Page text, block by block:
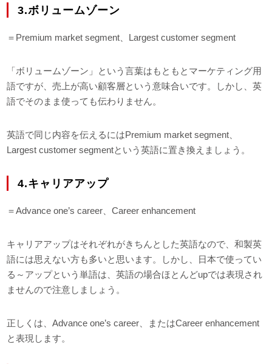
3.ボリュームゾーン
＝Premium market segment、Largest customer segment
「ボリュームゾーン」という言葉はもともとマーケティング用
語ですが、売上が高い顧客層という意味合いです。しかし、英
語でそのまま使っても伝わりません。
英語で同じ内容を伝えるにはPremium market segment、
Largest customer segmentという英語に置き換えましょう。
4.キャリアアップ
＝Advance one’s career、Career enhancement
キャリアアップはそれぞれがきちんとした英語なので、和製英
語には思えない方も多いと思います。しかし、日本で使ってい
る～アップという単語は、英語の場合ほとんどupでは表現され
ませんので注意しましょう。
正しくは、Advance one’s career、またはCareer enhancement
と表現します。